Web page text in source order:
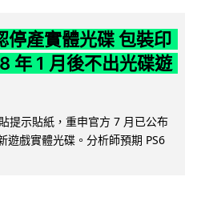
產實體光碟 包裝印
年 1 月後不出光碟遊
提示貼紙，重申官方 7 月已公布
遊戲實體光碟。分析師預期 PS6